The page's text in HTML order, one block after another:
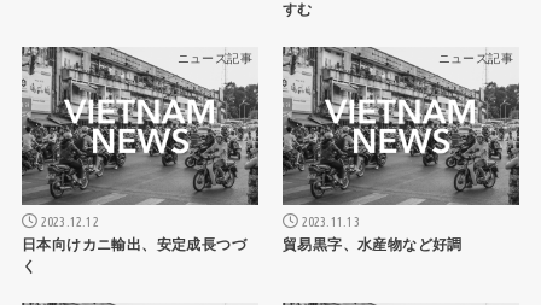
すむ
ニュース記事
2023.12.12
日本向けカニ輸出、安定成長つづ
く
ニュース記事
2023.11.13
貿易黒字、水産物など好調